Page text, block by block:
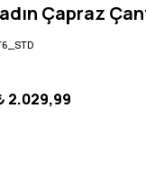
Çapraz
2.029,99